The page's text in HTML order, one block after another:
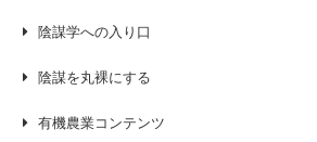
陰謀学への入り口
陰謀を丸裸にする
有機農業コンテンツ